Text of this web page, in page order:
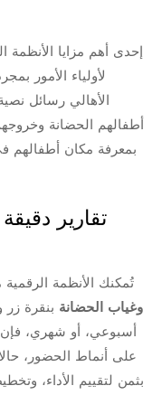
إحدى أهم مزايا الأنظمة
لأولياء الأمور
الأهالي رسائل
أطفالهم الحضانة
بمعرفة مكان أطفالهم
تُمكنك الأنظمة
وغياب الحضانة بنقرة
أسبوعي، أو شهري، فإن
على أنماط الحضور،
بثمن لتقييم الأداء،